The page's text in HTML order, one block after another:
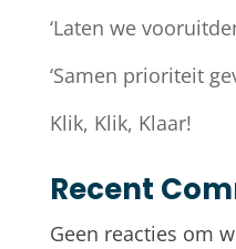
‘Laten we
‘Samen prioriteit
Klik, Klik, Klaar!
Recent
Geen reacties om